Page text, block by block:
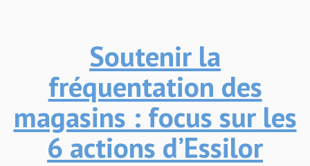
Soutenir la
fréquentation des
magasins : focus sur les
6 actions d’Essilor